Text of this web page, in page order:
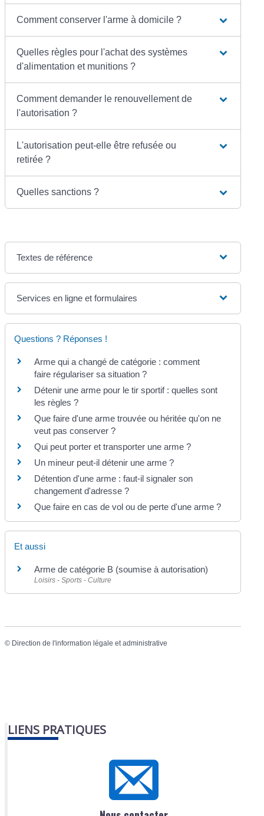
Comment conserver l'arme à domicile ?
Quelles règles pour l'achat des systèmes
d'alimentation et munitions ?
Comment demander le renouvellement de
l'autorisation ?
L'autorisation peut-elle être refusée ou
retirée ?
Quelles sanctions ?
Textes de référence
Services en ligne et formulaires
Questions ? Réponses !
Arme qui a changé de catégorie : comment
faire régulariser sa situation ?
Détenir une arme pour le tir sportif : quelles sont
les règles ?
Que faire d'une arme trouvée ou héritée qu'on ne
veut pas conserver ?
Qui peut porter et transporter une arme ?
Un mineur peut-il détenir une arme ?
Détention d'une arme : faut-il signaler son
changement d'adresse ?
Que faire en cas de vol ou de perte d'une arme ?
Et aussi
Arme de catégorie B (soumise à autorisation)
Loisirs - Sports - Culture
© Direction de l'information légale et administrative
LIENS PRATIQUES